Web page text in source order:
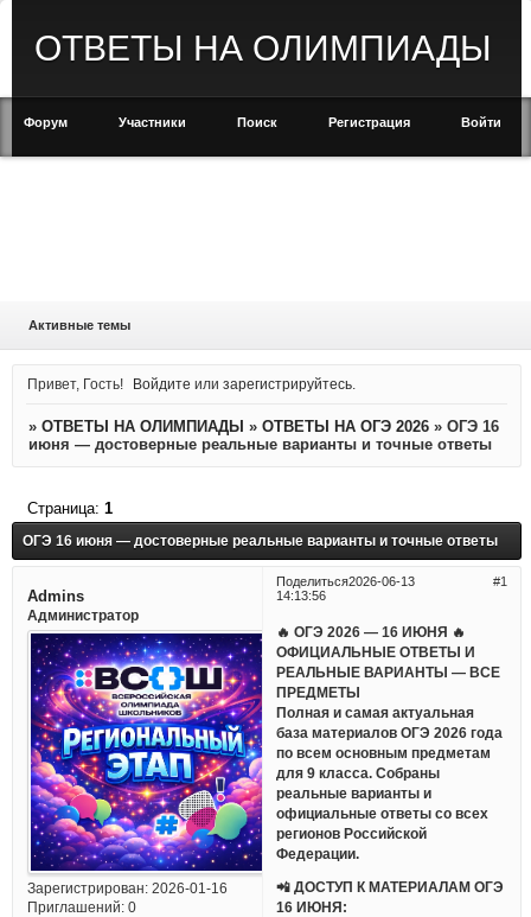
ОТВЕТЫ НА ОЛИМПИАДЫ
Форум Участники Поиск Регистрация Войти
Активные темы
Привет, Гость! Войдите илизарегистрируйтесь
» ОТВЕТЫ НА ОЛИМПИАДЫ » ОТВЕТЫ НА ОГЭ 2026 » ОГЭ 16
июня — достоверные реальные варианты и точные ответы
ОГЭ 16 июня — достоверные реальные варианты и точные ответы
Страница: 1
Поделиться 1
2026-06-13
14:13:56
Admins
Администратор
Зарегистрирован: 2026-01-16
Приглашений:0
🔥 ОГЭ 2026 — 16 ИЮНЯ 🔥
ОФИЦИАЛЬНЫЕ ОТВЕТЫ И
РЕАЛЬНЫЕ ВАРИАНТЫ — ВСЕ
ПРЕДМЕТЫ
Полная и самая актуальная
база материалов ОГЭ 2026 года
по всем основным предметам
для 9 класса. Собраны
реальные варианты и
официальные ответы со всех
регионов Российской
Федерации.
📲 ДОСТУП К МАТЕРИАЛАМ ОГЭ
16 ИЮНЯ: